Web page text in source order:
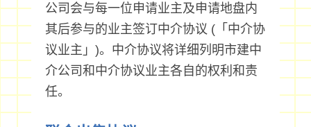
公司会与每一位申请业主及申请地盘内
其后参与的业主签订中介协议 (「中介协
议业主」)。中介协议将详细列明市建中
介公司和中介协议业主各自的权利和责
任。